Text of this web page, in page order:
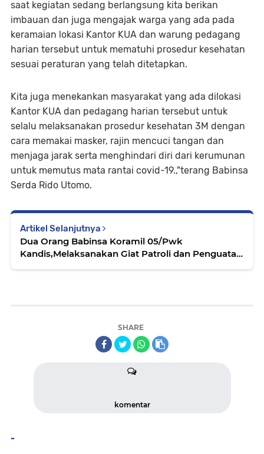
saat kegiatan sedang berlangsung kita berikan
imbauan dan juga mengajak warga yang ada pada
keramaian lokasi Kantor KUA dan warung pedagang
harian tersebut untuk mematuhi prosedur kesehatan
sesuai peraturan yang telah ditetapkan.
Kita juga menekankan masyarakat yang ada dilokasi
Kantor KUA dan pedagang harian tersebut untuk
selalu melaksanakan prosedur kesehatan 3M dengan
cara memakai masker, rajin mencuci tangan dan
menjaga jarak serta menghindari diri dari kerumunan
untuk memutus mata rantai covid-19.,"terang Babinsa
Serda Rido Utomo.
Artikel Selanjutnya
Dua Orang Babinsa Koramil 05/Pwk
Kandis,Melaksanakan Giat Patroli dan Penguatan
SHARE
komentar
-